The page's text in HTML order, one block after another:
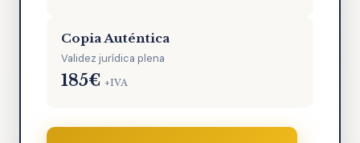
Copia Auténtica
Validez jurídica plena
185€ +IVA